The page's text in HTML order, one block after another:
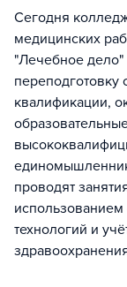
Сегодня
медицинских
"Лечебное дело"
квалификации,
проводят
технологий и